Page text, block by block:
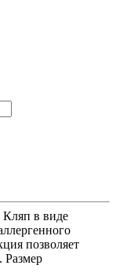
Кляп в виде
позволяет
Размер